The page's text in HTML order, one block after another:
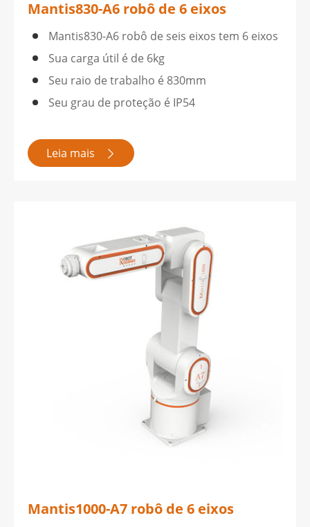
Mantis830-A6 robô de 6 eixos
Mantis830-A6 robô de seis eixos tem 6 eixos
Sua carga útil é de 6kg
Seu raio de trabalho é 830mm
Seu grau de proteção é IP54
Leia mais 
Mantis1000-A7 robô de 6 eixos